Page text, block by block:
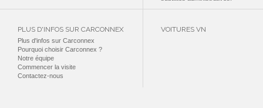
PLUS D'INFOS SUR CARCONNEX
Plus d'infos sur Carconnex
Pourquoi choisir Carconnex ?
Notre équipe
Commencer la visite
Contactez-nous
VOITURES VN